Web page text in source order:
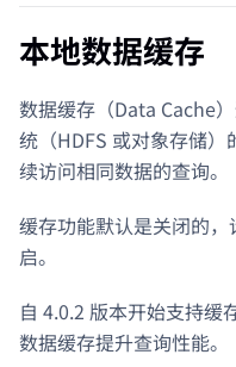
本地数据缓存
数据缓存（Data Cache
统（HDFS 或对象存储
续访问相同数据的查询。
缓存功能默认是关闭的，
启。
自 4.0.2 版本开始支持缓
数据缓存提升查询性能。